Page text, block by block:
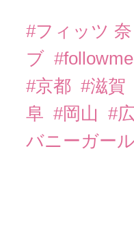
#フィッツ 奈
ブ #followme
#京都 #滋賀
阜 #岡山 #
バニーガール